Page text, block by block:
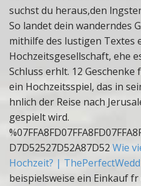
suchst du heraus,den
So landet dein wanderndes
mithilfe des lustigen Textes
Hochzeitsgesellschaft, ehe
Schluss erhlt. 12
ein Hochzeitsspiel, das in
hnlich der Reise nach
gespielt wird.
D7D52527D52A87D52 Wie
Hochzeit? |
beispielsweise ein Einkauf